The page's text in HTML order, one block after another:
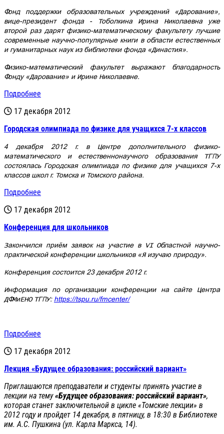
Фонд поддержки образовательных учреждений «Дарование»,
вице-президент фонда - Тоболкина Ирина Николаевна уже
второй раз дарят физико-математическому факультету лучшие
современные научно-популярные книги в области естественных
и гуманитарных наук из библиотеки фонда «Династия».
Физико-математический факультет выражают благодарность
Фонду «Дарование» и Ирине Николаевне.
Подробнее
17 декабря 2012
Городская олимпиада по физике для учащихся 7-х классов
4 декабря 2012 г. в Центре дополнительного физико-
математического и естественнонаучного образования ТГПУ
состоялась Городская олимпиада по физике для учащихся 7-х
классов школ г. Томска и Томского района.
Подробнее
17 декабря 2012
Конференция для школьников
Закончился приём заявок на участие в VI Областной научно-
практической конференции школьников «Я изучаю природу».
Конференция состоится 23 декабря 2012 г.
Информация по организации конференции на сайте Центра
ДФМиЕНО ТГПУ: https://tspu.ru/fmcenter/
Подробнее
17 декабря 2012
Лекция «Будущее образования: российский вариант»
Приглашаются преподаватели и студенты принять участие в
лекции на тему«Будущее образования: российский вариант»,
которая станет заключительной в цикле «Томские лекции» в
2012 году и пройдет 14 декабря, в пятницу, в 18:30 в Библиотеке
им. А.С. Пушкина (ул. Карла Маркса, 14).